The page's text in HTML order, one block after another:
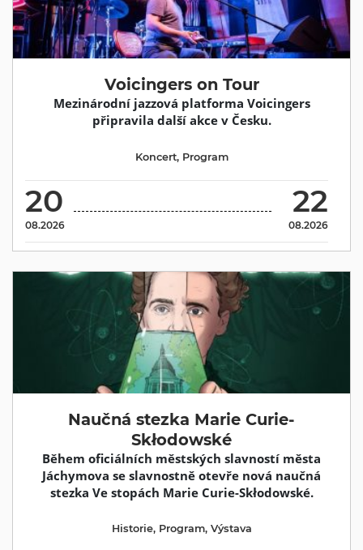
Voicingers on Tour
Mezinárodní jazzová platforma Voicingers
připravila další akce v Česku.
20
08.2026
22
08.2026
Koncert, Program
Naučná stezka Marie Curie-
Skłodowské
Během oficiálních městských slavností města
Jáchymova se slavnostně otevře nová naučná
stezka Ve stopách Marie Curie-Skłodowské.
Historie, Program, Výstava